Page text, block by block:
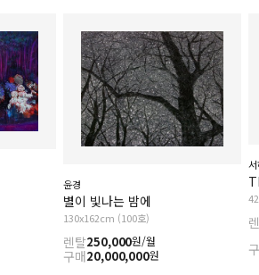
윤경
별이 빛나는 밤에
130x162cm (100호)
렌탈250,000원/월
구매20,000,000원